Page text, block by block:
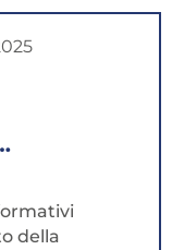
della